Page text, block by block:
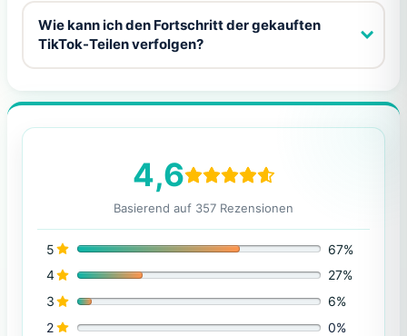
Wie kann ich den Fortschritt der gekauften
TikTok-Teilen verfolgen?
4,6
Basierend auf 357 Rezensionen
5
67%
4
27%
3
6%
2
0%